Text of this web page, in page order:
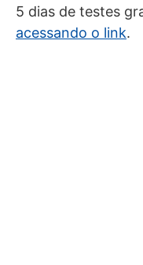
5 dias de testes
acessando o link.